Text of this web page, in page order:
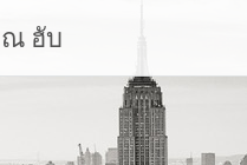
ณ ฮับ